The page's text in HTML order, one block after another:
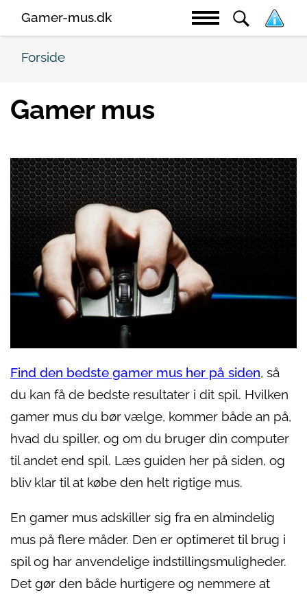
Gamer-mus.dk
Forside
Gamer mus
Find den bedste gamer mus her på siden, så
du kan få de bedste resultater i dit spil. Hvilken
gamer mus du bør vælge, kommer både an på,
hvad du spiller, og om du bruger din computer
til andet end spil. Læs guiden her på siden, og
bliv klar til at købe den helt rigtige mus.
En gamer mus adskiller sig fra en almindelig
mus på flere måder. Den er optimeret til brug i
spil og har anvendelige indstillingsmuligheder.
Det gør den både hurtigere og nemmere at